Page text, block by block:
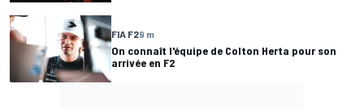
FIA F29 m
On connaît l'équipe de Colton Herta pour son
arrivée en F2